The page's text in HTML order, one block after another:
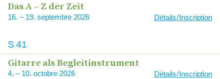
Das A – Z der Zeit
16 – 19 2026 Détails / Inscription
S 41
Gitarre als Begleitinstrument
4 – 10 2026 Détails / Inscription